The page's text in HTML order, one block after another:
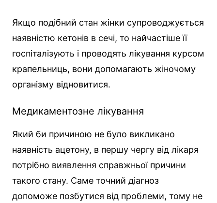
Якщо подібний стан жінки супроводжується
наявністю кетонів в сечі, то найчастіше її
госпіталізують і проводять лікування курсом
крапельниць, вони допомагають жіночому
організму відновитися.
Медикаментозне лікування
Який би причиною не було викликано
наявність ацетону, в першу чергу від лікаря
потрібно виявлення справжньої причини
такого стану. Саме точний діагноз
допоможе позбутися від проблеми, тому не